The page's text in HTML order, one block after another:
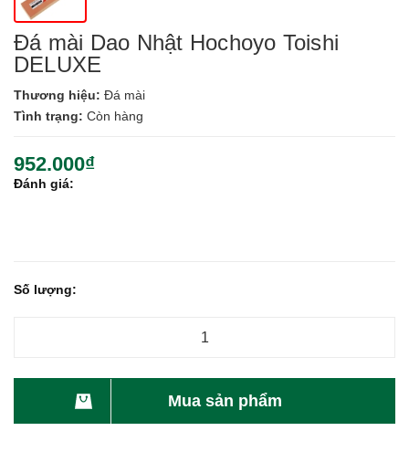
Đá mài Dao Nhật Hochoyo Toishi
DELUXE
Thương hiệu: Đá mài
Tình trạng: Còn hàng
952.000₫
Đánh giá:
Số lượng:
Mua sản phẩm